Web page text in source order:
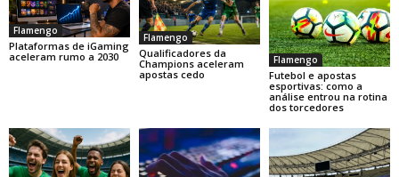
Flamengo
Plataformas de iGaming
aceleram rumo a 2030
Flamengo
Qualificadores da
Champions aceleram
apostas cedo
Flamengo
Futebol e apostas
esportivas: como a
análise entrou na rotina
dos torcedores